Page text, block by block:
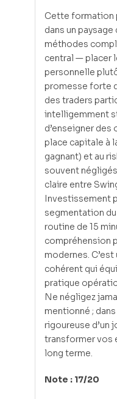
Cette formation
dans un
méthodes
central — placer
personnelle
promesse forte
des traders
intelligemment
d’enseigner
place capitale à
gagnant) et au
souvent
claire entre
Investissement
segmentation
routine de 15
compréhension
modernes.
cohérent qui
pratique
Ne négligez
mentionné ;
rigoureuse d’un
transformer vos
long terme.
Note : 17/20